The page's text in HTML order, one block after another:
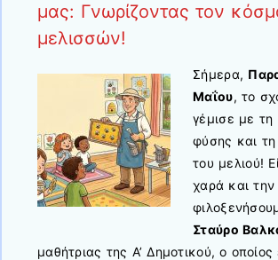
μας: Γνωρίζοντας τον
μελισσών!
Σήμερα,
Μαΐου, το
γέμισε με τη
φύσης και τη
του μελιού!
χαρά και την
Σταύρο
μαθήτριας της Α’ Δημοτικού, ο